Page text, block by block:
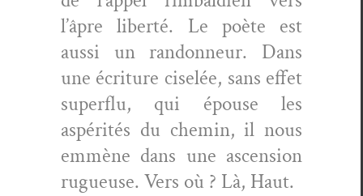
l’âpre lib­erté. Le poète est
aus­si un ran­don­neur. Dans
une écri­t­ure ciselée, sans effet
super­flu, qui épouse les
aspérités du chemin, il nous
emmène dans une ascen­sion
rugueuse. Vers où ? Là, Haut.